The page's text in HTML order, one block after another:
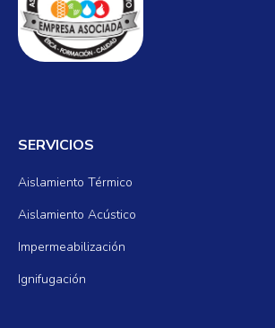
SERVICIOS
Aislamiento Térmico
Aislamiento Acústico
Impermeabilización
Ignifugación